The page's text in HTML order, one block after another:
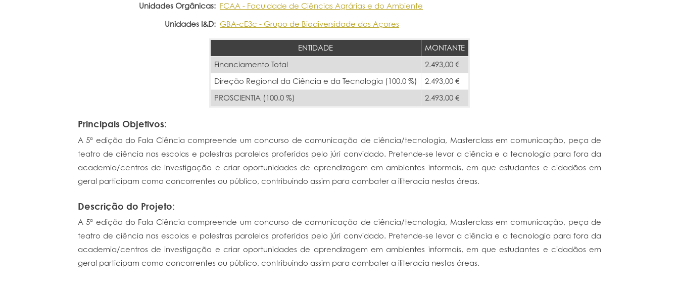
Unidades Orgânicas: FCAA - Faculdade de Ciências Agrárias e do Ambiente
Unidades I&D: GBA-cE3c - Grupo de Biodiversidade dos Açores
ENTIDADE
MONTANTE
Financiamento Total
2.493,00 €
Direção Regional da Ciência e da Tecnologia (100.0 %)
2.493,00 €
PROSCIENTIA (100.0 %)
2.493,00 €
Principais Objetivos:
A 5ª edição do Fala Ciência compreende um concurso de comunicação de ciência/tecnologia, Masterclass em comunicação, peça de
teatro de ciência nas escolas e palestras paralelas proferidas pelo júri convidado. Pretende-se levar a ciência e a tecnologia para fora da
academia/centros de investigação e criar oportunidades de aprendizagem em ambientes informais, em que estudantes e cidadãos em
geral participam como concorrentes ou público, contribuindo assim para combater a iliteracia nestas áreas.
Descrição do Projeto:
A 5ª edição do Fala Ciência compreende um concurso de comunicação de ciência/tecnologia, Masterclass em comunicação, peça de
teatro de ciência nas escolas e palestras paralelas proferidas pelo júri convidado. Pretende-se levar a ciência e a tecnologia para fora da
academia/centros de investigação e criar oportunidades de aprendizagem em ambientes informais, em que estudantes e cidadãos em
geral participam como concorrentes ou público, contribuindo assim para combater a iliteracia nestas áreas.